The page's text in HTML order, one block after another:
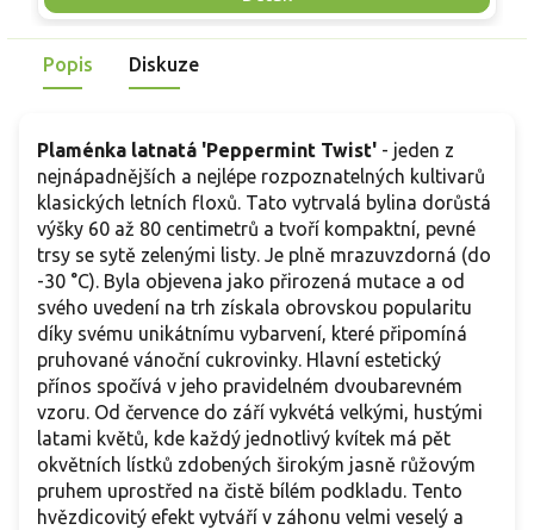
skvělou volbu pro každého pěstitele.
Popis Diskuze
Plaménka latnatá 'Peppermint Twist' - jeden z
nejnápadnějších a nejlépe rozpoznatelných kultivarů
klasických letních floxů. Tato vytrvalá bylina dorůstá
výšky 60 až 80 centimetrů a tvoří kompaktní, pevné
trsy se sytě zelenými listy. Je plně mrazuvzdorná (do
-30 °C). Byla objevena jako přirozená mutace a od
svého uvedení na trh získala obrovskou popularitu
díky svému unikátnímu vybarvení, které připomíná
pruhované vánoční cukrovinky. Hlavní estetický
přínos spočívá v jeho pravidelném dvoubarevném
vzoru. Od července do září vykvétá velkými, hustými
latami květů, kde každý jednotlivý kvítek má pět
okvětních lístků zdobených širokým jasně růžovým
pruhem uprostřed na čistě bílém podkladu. Tento
hvězdicovitý efekt vytváří v záhonu velmi veselý a